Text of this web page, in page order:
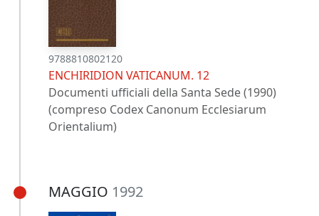
9788810802120
ENCHIRIDION VATICANUM. 12
Documenti ufficiali della Santa Sede (1990)
(compreso Codex Canonum Ecclesiarum
Orientalium)
MAGGIO 1992